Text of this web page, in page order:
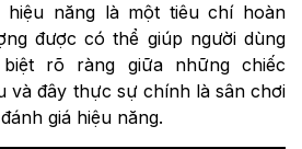
hiệu năng là một tiêu chí hoàn
được có thể giúp người dùng
rõ ràng giữa những chiếc
và đây thực sự chính là sân chơi
giá hiệu năng.